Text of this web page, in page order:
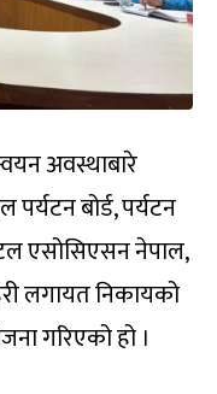
अवस्थाबारे
बोर्ड, पर्यटन
एसोसिएसन नेपाल,
लगायत निकायको
गरिएको हो ।